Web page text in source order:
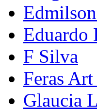
Eduardo
F Silva
Feras
Glaucia